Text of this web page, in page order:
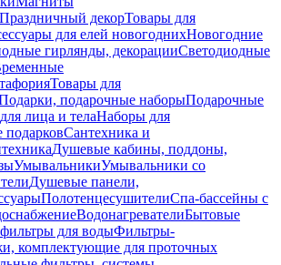
Праздничный декорТовары для
для елей новогоднихНовогодние
гирлянды, декорацииСветодиодные
Товары для
подарочные наборыПодарочные
лица и телаНаборы для
Сантехника и
Душевые кабины, поддоны,
УмывальникиУмывальники со
Душевые панели,
ПолотенцесушителиСпа-бассейны с
ВодонагревателиБытовые
для водыФильтры-
комплектующие для проточных